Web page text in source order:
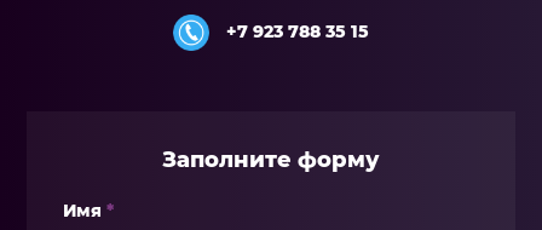
+7 923 788 35 15
Заполните форму
Имя*